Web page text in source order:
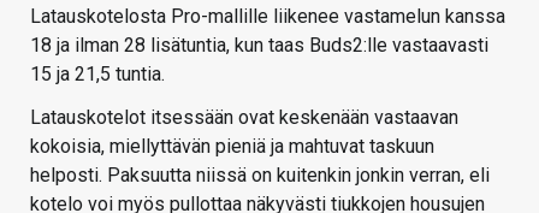
Latauskotelosta Pro-mallille liikenee vastamelun kanssa
18 ja ilman 28 lisätuntia, kun taas Buds2:lle vastaavasti
15 ja 21,5 tuntia.
Latauskotelot itsessään ovat keskenään vastaavan
kokoisia, miellyttävän pieniä ja mahtuvat taskuun
helposti. Paksuutta niissä on kuitenkin jonkin verran, eli
kotelo voi myös pullottaa näkyvästi tiukkojen housujen